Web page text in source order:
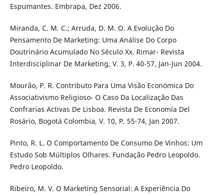
Espumantes. Embrapa, Dez 2006.
Miranda, C. M. C.; Arruda, D. M. O. A Evolução Do
Pensamento De Marketing: Uma Análise Do Corpo
Doutrinário Acumulado No Século Xx. Rimar- Revista
Interdisciplinar De Marketing, V. 3, P. 40-57, Jan-Jun 2004.
Mourão, P. R. Contributo Para Uma Visão Económica Do
Associativismo Religioso- O Caso Da Localização Das
Confrarias Activas De Lisboa. Revista De Economía Del
Rosário, Bogotá Colombia, V. 10, P. 55-74, Jan 2007.
Pinto, R. L. O Comportamento De Consumo De Vinhos: Um
Estudo Sob Múltiplos Olhares. Fundação Pedro Leopoldo.
Pedro Leopoldo.
Ribeiro, M. V. O Marketing Sensorial: A Experiência Do